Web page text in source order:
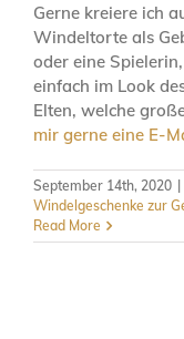
Gerne kreiere ich
Windeltorte als
oder eine
einfach im Look
Elten, welche
mir gerne eine E-
September 14th, 2020 |
Windelgeschenke zur
Read More